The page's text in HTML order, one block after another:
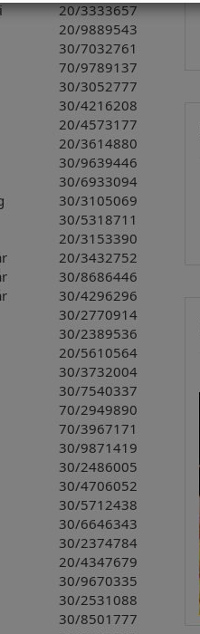
20/3333657
20/9889543
30/7032761
70/9789137
30/3052777
30/4216208
20/4573177
20/3614880
30/9639446
30/6933094
30/3105069
30/5318711
20/3153390
20/3432752
30/8686446
30/4296296
30/2770914
30/2389536
20/5610564
30/3732004
30/7540337
70/2949890
70/3967171
30/9871419
30/2486005
30/4706052
30/5712438
30/6646343
30/2374784
20/4347679
30/9670335
30/2531088
30/8501777